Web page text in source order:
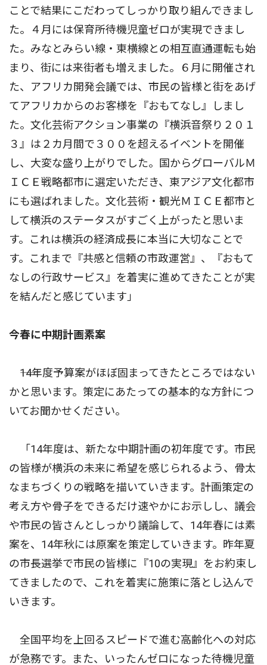
ことで結果にこだわってしっかり取り組んできまし
た。４月には保育所待機児童ゼロが実現できまし
た。みなとみらい線・東横線との相互直通運転も始
まり、街には来街者も増えました。６月に開催され
た、アフリカ開発会議では、市民の皆様と街をあげ
てアフリカからのお客様を『おもてなし』しまし
た。文化芸術アクション事業の『横浜音祭り２０１
３』は２カ月間で３００を超えるイベントを開催
し、大変な盛り上がりでした。国からグローバルＭ
ＩＣＥ戦略都市に選定いただき、東アジア文化都市
にも選ばれました。文化芸術・観光ＭＩＣＥ都市と
して横浜のステータスがすごく上がったと思いま
す。これは横浜の経済成長に本当に大切なことで
す。これまで『共感と信頼の市政運営』、『おもて
なしの行政サービス』を着実に進めてきたことが実
を結んだと感じています」
今春に中期計画素案
――14年度予算案がほぼ固まってきたところではない
かと思います。策定にあたっての基本的な方針につ
いてお聞かせください。
「14年度は、新たな中期計画の初年度です。市民
の皆様が横浜の未来に希望を感じられるよう、骨太
なまちづくりの戦略を描いていきます。計画策定の
考え方や骨子をできるだけ速やかにお示しし、議会
や市民の皆さんとしっかり議論して、14年春には素
案を、14年秋には原案を策定していきます。昨年夏
の市長選挙で市民の皆様に『10の実現』をお約束し
てきましたので、これを着実に施策に落とし込んで
いきます。
全国平均を上回るスピードで進む高齢化への対応
が急務です。また、いったんゼロになった待機児童